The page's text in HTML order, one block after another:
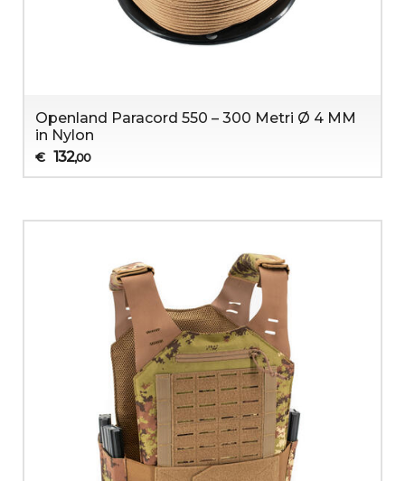
Openland Paracord 550 – 300 Metri Ø 4 MM
in Nylon
€ 132,00